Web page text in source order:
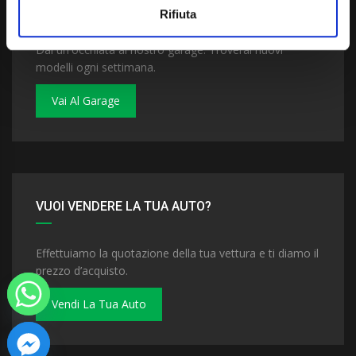
Rifiuta
Dai un'occhiata al nostro garage. Troverai nuovi
modelli ogni settimana.
Vai Al Garage
VUOI VENDERE LA TUA AUTO?
Effettuiamo la quotazione della tua vettura e ti diamo il
prezzo d’acquisto.
Vendi La Tua Auto